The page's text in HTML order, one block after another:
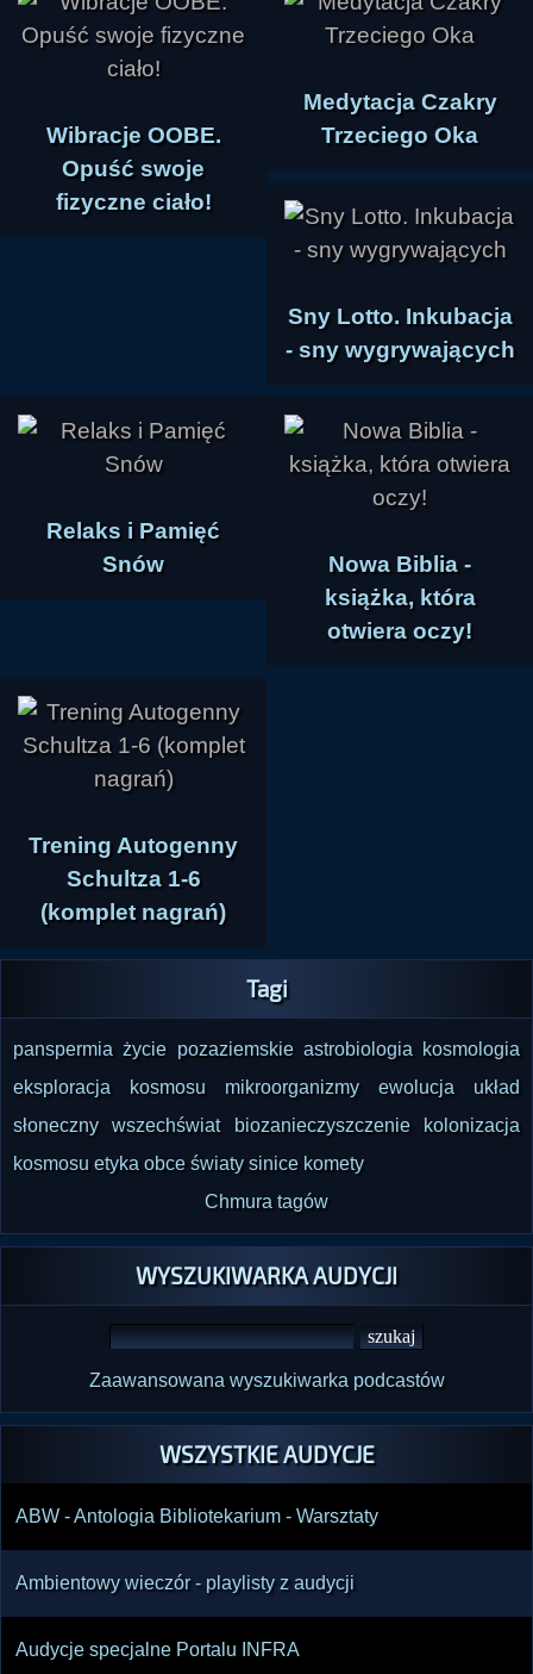
Wibracje OOBE.
Opuść swoje
fizyczne ciało!
Medytacja Czakry
Trzeciego Oka
Sny Lotto. Inkubacja
- sny wygrywających
Relaks i Pamięć
Snów
Nowa Biblia -
książka, która
otwiera oczy!
Trening Autogenny
Schultza 1-6
(komplet nagrań)
Tagi
panspermia życie pozaziemskie astrobiologia
kosmologia
eksploracja kosmosu
mikroorganizmy ewolucja
układ
słoneczny
wszechświat biozanieczyszczenie
kolonizacja
kosmosu etyka obce światy sinice komety
Chmura tagów
WYSZUKIWARKA AUDYCJI
Zaawansowana wyszukiwarka podcastów
WSZYSTKIE AUDYCJE
ABW - Antologia Bibliotekarium - Warsztaty
Ambientowy wieczór - playlisty z audycji
Audycje specjalne Portalu INFRA